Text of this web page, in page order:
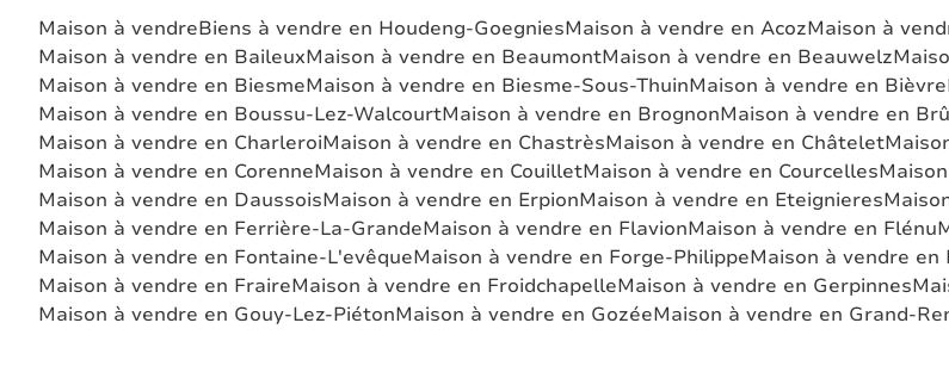
Maison à vendreBiens à vendre en Houdeng-GoegniesMaison à vendre en AcozMaison à
Maison à vendre en BaileuxMaison à vendre en BeaumontMaison à vendre en Beauwelz
Maison à vendre en BiesmeMaison à vendre en Biesme-Sous-ThuinMaison à vendre en Bièvre
Maison à vendre en Boussu-Lez-WalcourtMaison à vendre en BrognonMaison à vendre en
Maison à vendre en CharleroiMaison à vendre en ChastrèsMaison à vendre en Châtelet
Maison à vendre en CorenneMaison à vendre en CouilletMaison à vendre en Courcelles
Maison à vendre en DaussoisMaison à vendre en ErpionMaison à vendre en Eteignieres
Maison à vendre en Ferrière-La-GrandeMaison à vendre en FlavionMaison à vendre en Flénu
Maison à vendre en Fontaine-L'evêqueMaison à vendre en Forge-PhilippeMaison à vendre en
Maison à vendre en FraireMaison à vendre en FroidchapelleMaison à vendre en Gerpinnes
Maison à vendre en Gouy-Lez-PiétonMaison à vendre en GozéeMaison à vendre en Grand-